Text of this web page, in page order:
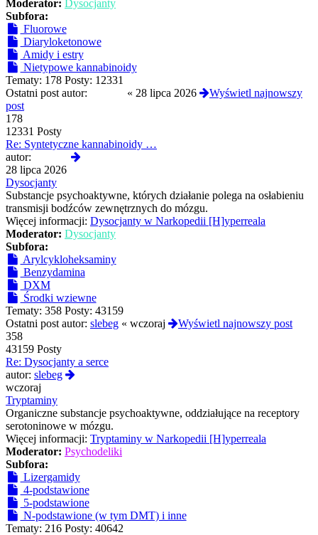
Moderator: Dysocjanty
Subfora:
Fluorowe
Diaryloketonowe
Amidy i estry
Nietypowe kannabinoidy
Tematy: 178 Posty: 12331
Ostatni post autor:
« 28 lipca 2026
Wyświetl najnowszy
post
178
12331 Posty
Re: Syntetyczne kannabinoidy …
autor:
28 lipca 2026
Dysocjanty
Substancje psychoaktywne, których działanie polega na osłabieniu
transmisji bodźców zewnętrznych do mózgu.
Więcej informacji: Dysocjanty w Narkopedii [H]yperreala
Moderator: Dysocjanty
Subfora:
Arylcykloheksaminy
Benzydamina
DXM
Środki wziewne
Tematy: 358 Posty: 43159
Ostatni post autor: slebeg « wczoraj
Wyświetl najnowszy post
358
43159 Posty
Re: Dysocjanty a serce
autor: slebeg
wczoraj
Tryptaminy
Organiczne substancje psychoaktywne, oddziałujące na receptory
serotoninowe w mózgu.
Więcej informacji: Tryptaminy w Narkopedii [H]yperreala
Moderator: Psychodeliki
Subfora:
Lizergamidy
4-podstawione
5-podstawione
N-podstawione (w tym DMT) i inne
Tematy: 216 Posty: 40642